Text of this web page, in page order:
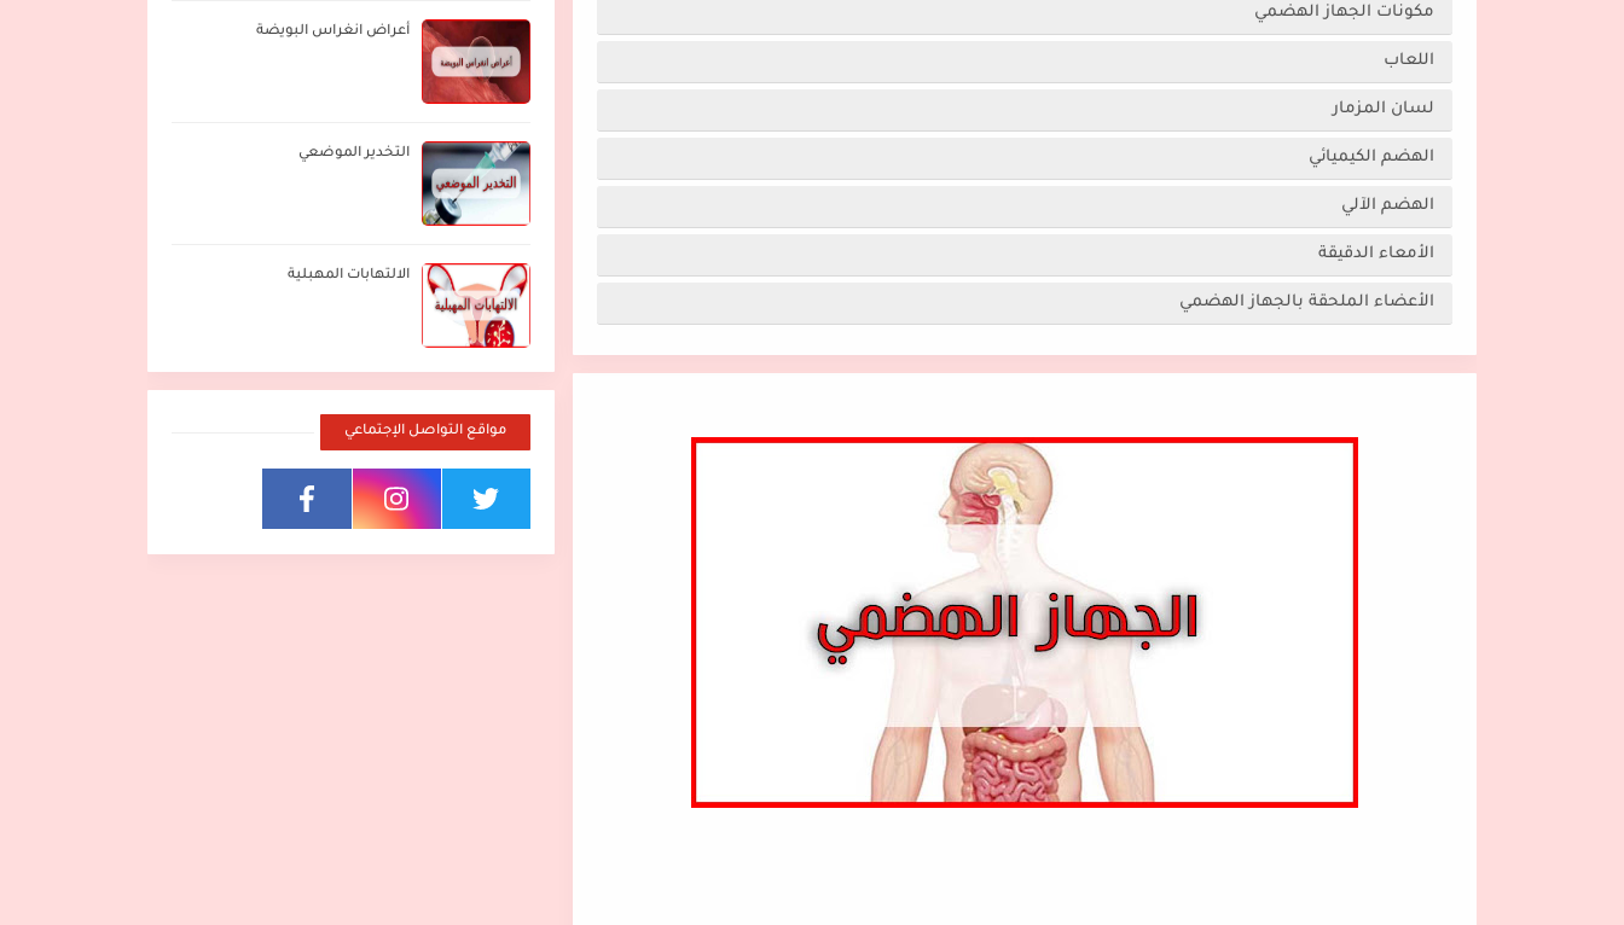
مكونات الجهاز الهضمي
اللعاب
لسان المزمار
الهضم الكيميائي
الهضم الآلي
الأمعاء الدقيقة
الأعضاء الملحقة بالجهاز الهضمي
أعراض انغراس البويضة
التخدير الموضعي
الالتهابات المهبلية
مواقع التواصل الإجتماعي